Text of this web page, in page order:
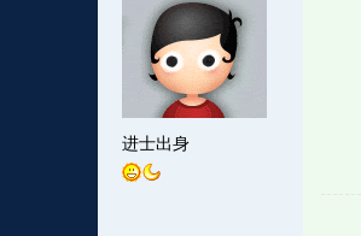
进士出身